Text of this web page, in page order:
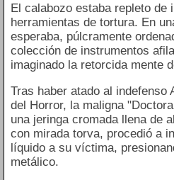
El calabozo estaba repleto de
herramientas de tortura. En
esperaba, púlcramente
colección de instrumentos
imaginado la retorcida mente
Tras haber atado al indefenso
del Horror, la maligna
una jeringa cromada llena de
con mirada torva, procedió a
líquido a su víctima,
metálico.